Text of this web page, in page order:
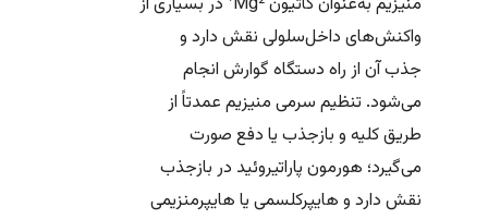
واکنش‌های داخل‌سلولی نقش دارد و
جذب آن از راه دستگاه گوارش انجام
می‌شود. تنظیم سرمی منیزیم عمدتاً از
طریق کلیه و بازجذب یا دفع صورت
می‌گیرد؛ هورمون پاراتیروئید در بازجذب
نقش دارد و هایپرکلسمی یا هایپرمنزیمی